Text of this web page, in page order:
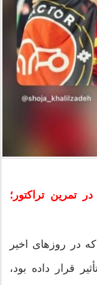
تمرین تراکتور؛
در روزهای اخیر
قرار داده بود،